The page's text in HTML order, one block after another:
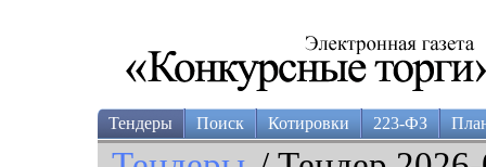
Тендеры Поиск Котировки 223-ФЗ